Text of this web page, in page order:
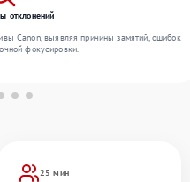
25 мин
отклонений
Canon, выявляя причины замятий, ошибок
фокусировки.